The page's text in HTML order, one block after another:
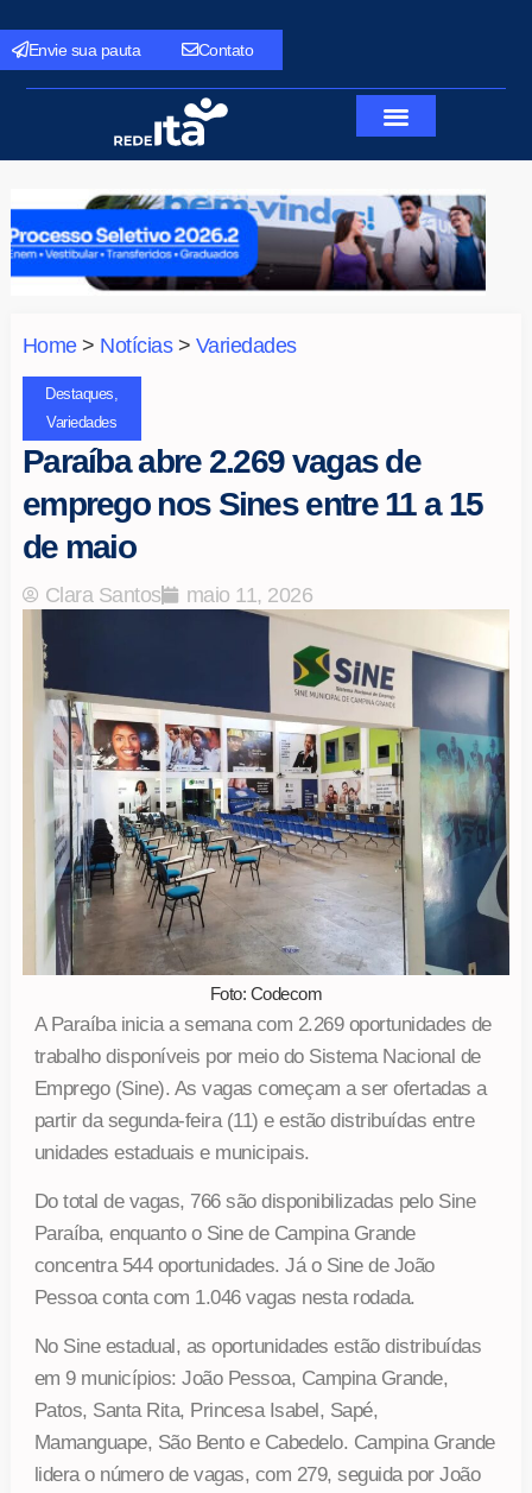
Envie sua pauta Contato
Home> Notícias> Variedades
Destaques
Variedades
Paraíba abre 2.269 vagas de
emprego nos Sines entre 11 a 15
de maio
Clara Santos maio 11, 2026
Foto: Codecom
A Paraíba inicia a semana com 2.269 oportunidades de
trabalho disponíveis por meio do Sistema Nacional de
Emprego (Sine). As vagas começam a ser ofertadas a
partir da segunda-feira (11) e estão distribuídas entre
unidades estaduais e municipais.
Do total de vagas, 766 são disponibilizadas pelo Sine
Paraíba, enquanto o Sine de Campina Grande
concentra 544 oportunidades. Já o Sine de João
Pessoa conta com 1.046 vagas nesta rodada.
No Sine estadual, as oportunidades estão distribuídas
em 9 municípios: João Pessoa, Campina Grande,
Patos, Santa Rita, Princesa Isabel, Sapé,
Mamanguape, São Bento e Cabedelo. Campina Grande
lidera o número de vagas, com 279, seguida por João